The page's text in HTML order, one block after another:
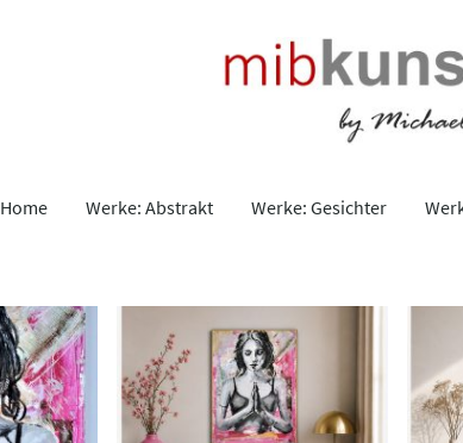
Home Werke: Abstrakt Werke: Gesichter